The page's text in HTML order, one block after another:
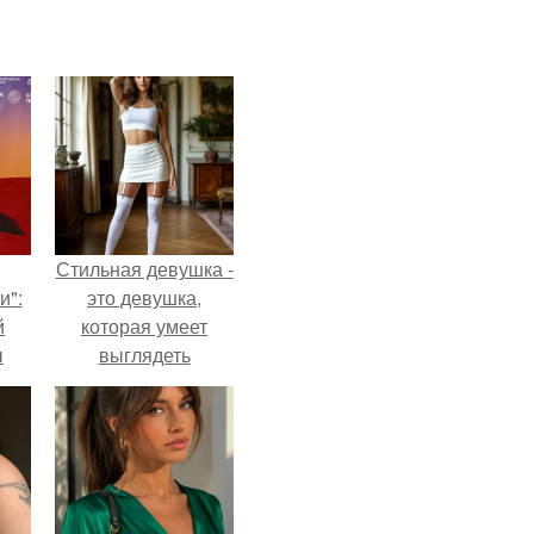
Стильная девушка -
это девушка,
которая умеет
выглядеть
привлекательно и
элегантно в любои
ситуации.